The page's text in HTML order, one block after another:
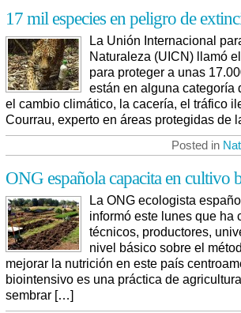
17 mil especies en peligro de
La Unión Internacional
Naturaleza (UICN) llamó
para proteger a unas
están en alguna categoría
el cambio climático, la cacería, el tráfico
Courrau, experto en áreas protegidas de
Posted in
ONG española capacita en cultivo
La ONG ecologista
informó este lunes que ha
técnicos, productores,
nivel básico sobre el
mejorar la nutrición en este país
biointensivo es una práctica de
sembrar […]